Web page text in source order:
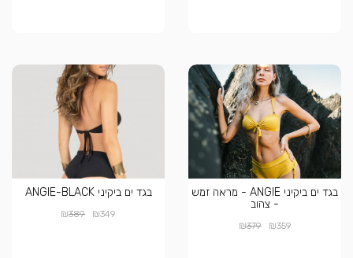
בגד ים ביקיני ANGIE - מראה זמש
- צהוב
₪359
₪379
בגד ים ביקיני ANGIE-BLACK
₪349
₪389